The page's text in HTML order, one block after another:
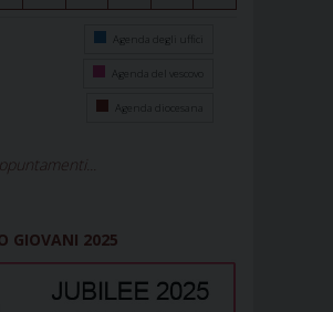
Agenda degli uffici
Agenda del vescovo
Agenda diocesana
GIOVANI 2025